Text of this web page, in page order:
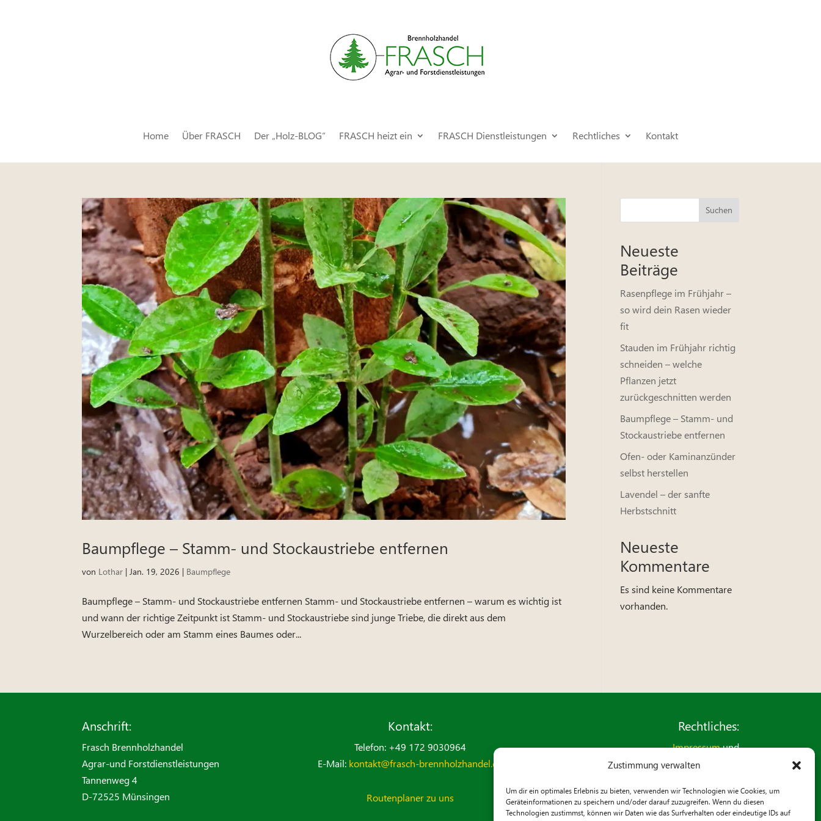
Zustimmung verwalten
Um dir ein optimales Erlebnis zu bieten, verwenden wir Technologien wie Cookies, um
Geräteinformationen zu speichern und/oder darauf zuzugreifen. Wenn du diesen
Technologien zustimmst, können wir Daten wie das Surfverhalten oder eindeutige IDs auf
Home Über FRASCH Der „Holz-BLOG“ FRASCH heizt ein FRASCH Dienstleistungen Rechtliches Kontakt
Baumpflege – Stamm- und Stockaustriebe entfernen
von Lothar |Jan. 19, 2026 | Baumpflege
Baumpflege – Stamm- und Stockaustriebe entfernen Stamm- und Stockaustriebe entfernen – warum es wichtig ist
und wann der richtige Zeitpunkt ist Stamm- und Stockaustriebe sind junge Triebe, die direkt aus dem
Wurzelbereich oder am Stamm eines Baumes oder...
Suchen
Neueste
Beiträge
Rasenpflege im Frühjahr –
so wird dein Rasen wieder
fit
Stauden im Frühjahr richtig
schneiden – welche
Pflanzen jetzt
zurückgeschnitten werden
Baumpflege – Stamm- und
Stockaustriebe entfernen
Ofen- oder Kaminanzünder
selbst herstellen
Lavendel – der sanfte
Herbstschnitt
Neueste
Kommentare
Es sind keine Kommentare
vorhanden.
Anschrift:
Frasch Brennholzhandel
Agrar-und Forstdienstleistungen
Tannenweg 4
D-72525 Münsingen
Kontakt:
Telefon: +49 172 9030964
E-Mail: kontakt@frasch-brennholzhandel.de
Routenplaner zu uns
Rechtliches:
Impressumund
Datenschutzerklärung
Kontaktformular